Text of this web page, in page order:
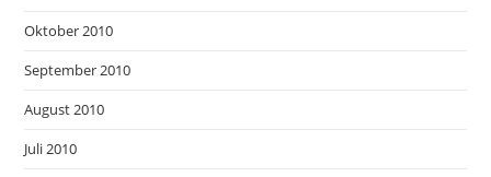
Oktober 2010
September 2010
August 2010
Juli 2010